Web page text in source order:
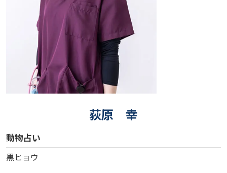
荻原 幸
動物占い
黒ヒョウ